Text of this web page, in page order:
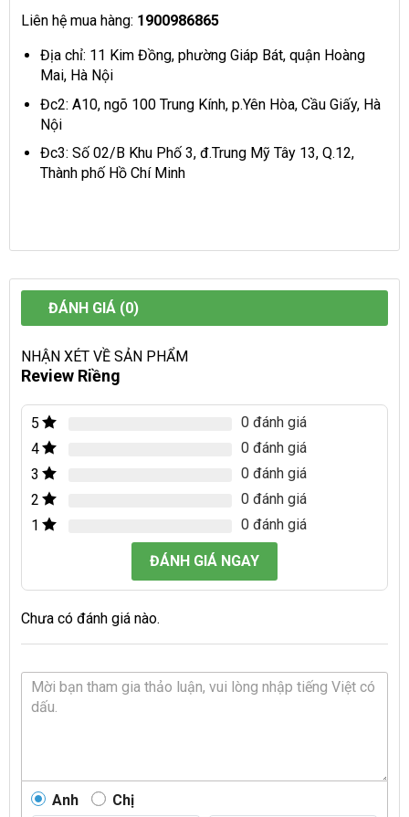
Liên hệ mua hàng: 1900986865
Địa chỉ: 11 Kim Đồng, phường Giáp Bát, quận Hoàng
Mai, Hà Nội
Đc2: A10, ngõ 100 Trung Kính, p.Yên Hòa, Cầu Giấy, Hà
Nội
Đc3: Số 02/B Khu Phố 3, đ.Trung Mỹ Tây 13, Q.12,
Thành phố Hồ Chí Minh
ĐÁNH GIÁ (0)
NHẬN XÉT VỀ SẢN PHẨM
Review Riềng
5
0 đánh giá
4
0 đánh giá
3
0 đánh giá
2
0 đánh giá
1
0 đánh giá
ĐÁNH GIÁ NGAY
Chưa có đánh giá nào.
Anh Chị